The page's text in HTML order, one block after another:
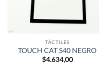
TÁCTILES
TOUCH CAT S40 NEGRO
$4.634,00